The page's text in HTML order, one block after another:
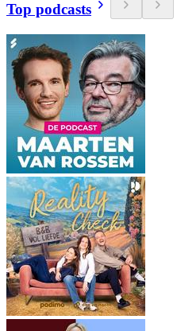
Top podcasts